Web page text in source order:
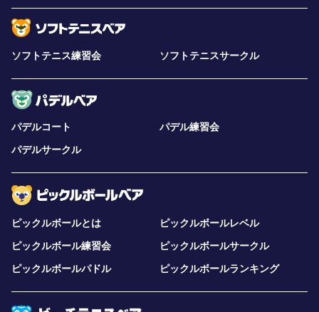
ソフトテニス練習会 ソフトテニスサークル
パデルコート
パデル練習会
パデルサークル
ピックルボールとは
ピックルボールレベル
ピックルボール練習会
ピックルボールサークル
ピックルボールパドル
ピックルボールランキング